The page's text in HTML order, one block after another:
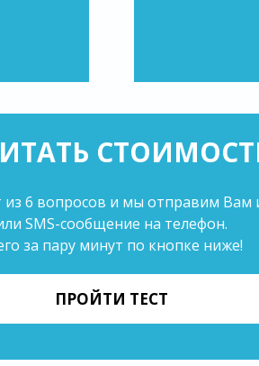
6 вопросов и мы отправим Вам
SMS-сообщение на телефон.
за пару минут по кнопке ниже!
ПРОЙТИ ТЕСТ